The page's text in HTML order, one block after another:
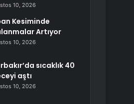
10, 2026
Kesiminde
Artıyor
10, 2026
sıcaklık 40
aştı
10, 2026